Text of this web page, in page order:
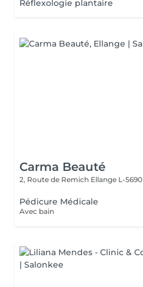
Réflexologie plantaire
Carma Beauté
2, Route de Remich Ellange L-5690
Pédicure Médicale
Avec bain